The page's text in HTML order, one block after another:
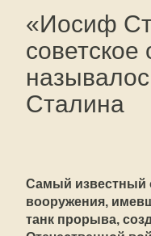
«Иосиф
советское
Сталина
Самый известный
вооружения,
танк прорыва,